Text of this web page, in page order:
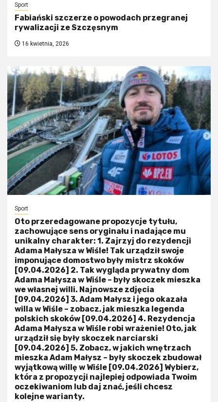
Sport
Fabiański szczerze o powodach przegranej
rywalizacji ze Szczęsnym
16 kwietnia, 2026
Sport
Oto przeredagowane propozycje tytułu,
zachowujące sens oryginału i nadające mu
unikalny charakter: 1. Zajrzyj do rezydencji
Adama Małysza w Wiśle! Tak urządził swoje
imponujące domostwo były mistrz skoków
[09.04.2026] 2. Tak wygląda prywatny dom
Adama Małysza w Wiśle – były skoczek mieszka
we własnej willi. Najnowsze zdjęcia
[09.04.2026] 3. Adam Małysz i jego okazała
willa w Wiśle – zobacz, jak mieszka legenda
polskich skoków [09.04.2026] 4. Rezydencja
Adama Małysza w Wiśle robi wrażenie! Oto, jak
urządził się były skoczek narciarski
[09.04.2026] 5. Zobacz, w jakich wnętrzach
mieszka Adam Małysz – były skoczek zbudował
wyjątkową willę w Wiśle [09.04.2026] Wybierz,
która z propozycji najlepiej odpowiada Twoim
oczekiwaniom lub daj znać, jeśli chcesz
kolejne warianty.